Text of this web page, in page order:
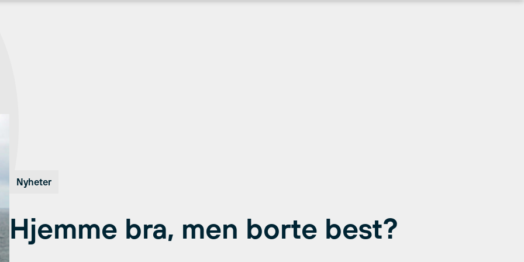
Nyheter
Hjemme bra, men borte best?